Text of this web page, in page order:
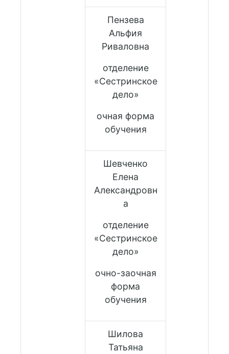
Пензева
Альфия
Риваловна
отделение
«Сестринское
дело»
очная форма
обучения
Шевченко
Елена
Александровн
а
отделение
«Сестринское
дело»
очно-заочная
форма
обучения
Шилова
Татьяна